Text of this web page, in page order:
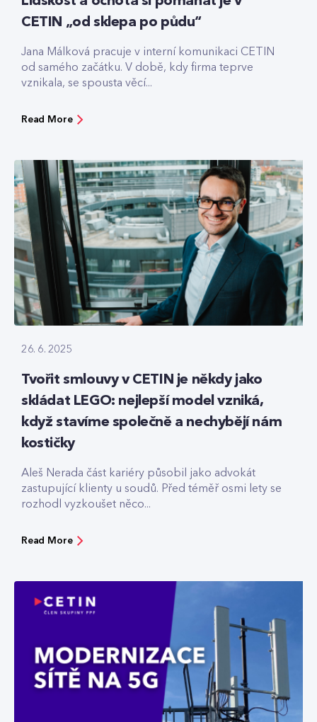
CETIN „od sklepa po půdu“
Jana Málková pracuje v interní komunikaci CETIN
od samého začátku. V době, kdy firma teprve
vznikala, se spousta věcí...
Read More
26. 6. 2025
Tvořit smlouvy v CETIN je někdy jako
skládat LEGO: nejlepší model vzniká,
když stavíme společně a nechybějí nám
kostičky
Aleš Nerada část kariéry působil jako advokát
zastupující klienty u soudů. Před téměř osmi lety se
rozhodl vyzkoušet něco...
Read More